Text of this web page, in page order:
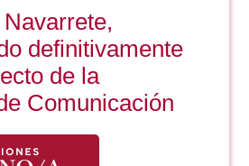
definitivamente
de la
Comunicación